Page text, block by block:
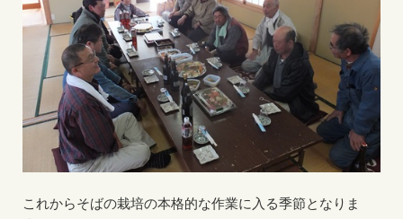
これからそばの栽培の本格的な作業に入る季節となりま